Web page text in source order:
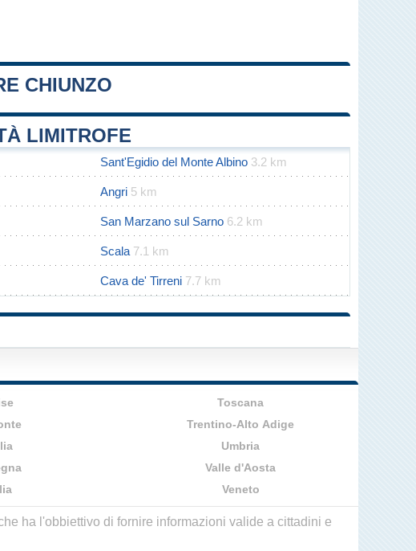
CHIUNZO
LIMITROFE
Sant'Egidio del Monte Albino 3.2 km
Angri 5 km
San Marzano sul Sarno 6.2 km
Scala 7.1 km
Cava de' Tirreni 7.7 km
Toscana
Trentino-Alto Adige
Umbria
Valle d'Aosta
Veneto
ha l'obbiettivo di fornire informazioni valide a cittadini e